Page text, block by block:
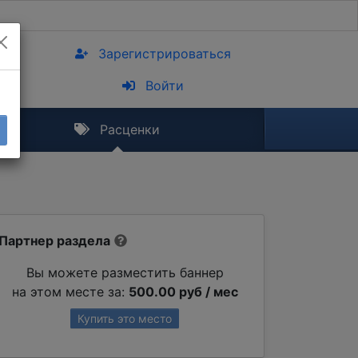
Зарегистрироваться
Войти
Расценки
Партнер раздела
Вы можете разместить баннер
на этом месте за: 500.00 руб / мес
Купить это место